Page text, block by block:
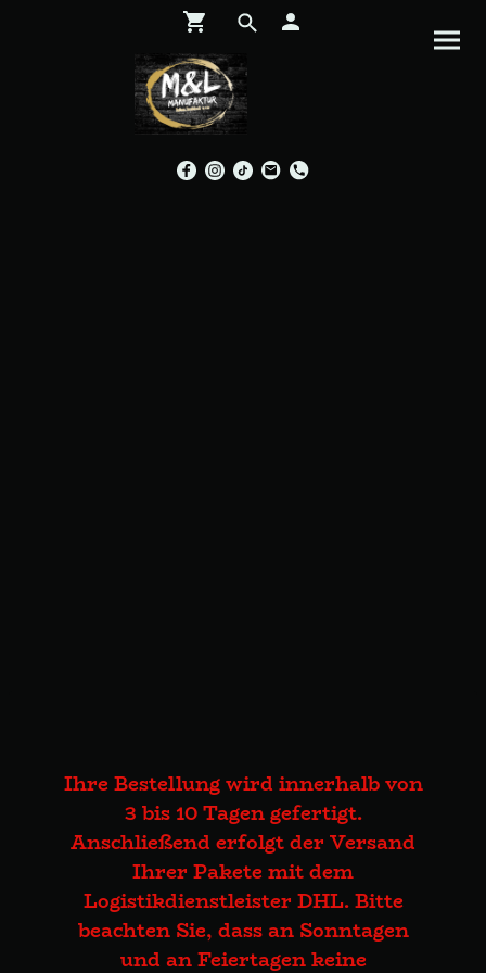
Ihre Bestellung wird innerhalb von
3 bis 10 Tagen gefertigt.
Anschließend erfolgt der Versand
Ihrer Pakete mit dem
Logistikdienstleister DHL. Bitte
beachten Sie, dass an Sonntagen
und an Feiertagen keine